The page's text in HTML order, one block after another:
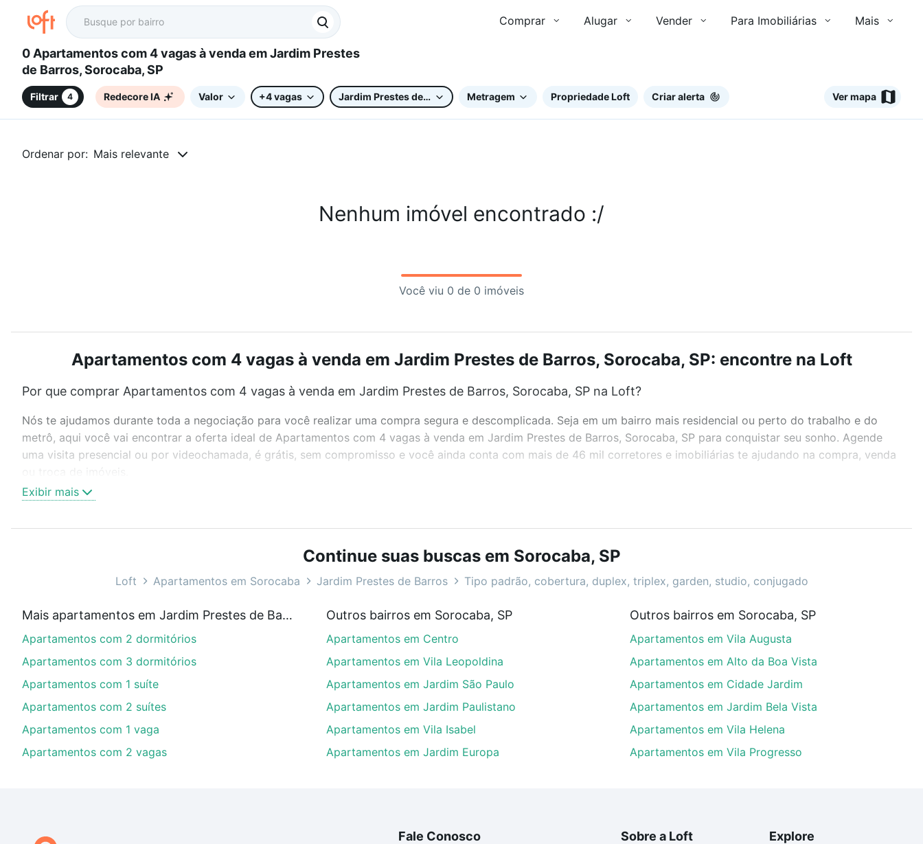
Comprar Alugar Vender Para Imobiliárias Mais
0 Apartamentos com 4 vagas à venda em Jardim Prestes
de Barros, Sorocaba, SP
Filtrar 4 Redecore IA Valor +4 vagas Jardim Prestes de Barros Metragem Propriedade Loft Criar alerta Ver mapa
Ordenar por: Mais relevante
Nenhum imóvel encontrado :/
Você viu 0 de 0 imóveis
Apartamentos com 4 vagas à venda em Jardim Prestes de Barros, Sorocaba, SP: encontre na Loft
Por que comprar Apartamentos com 4 vagas à venda em Jardim Prestes de Barros, Sorocaba, SP na Loft?
Nós te ajudamos durante toda a negociação para você realizar uma compra segura e descomplicada. Seja em um bairro mais residencial ou perto do trabalho e do
metrô, aqui você vai encontrar a oferta ideal de Apartamentos com 4 vagas à venda em Jardim Prestes de Barros, Sorocaba, SP para conquistar seu sonho. Agende
uma visita presencial ou por videochamada, é grátis, sem compromisso e você ainda conta com mais de 46 mil corretores e imobiliárias te ajudando na compra, venda
Como escolher um imóvel?
Use barra de busca no topo para pesquisar por ruas, bairros e até condomínios favoritos. Você também pode usar os filtros como quantidade de quartos, suítes, com
ou sem vaga de garagem para combinar perfeitamente com o preço, metragem e comodidades, como piscina, academia, salão de festas ou área verde e encontrar
Apartamentos com 4 vagas à venda em Jardim Prestes de Barros, Sorocaba, SP ideal para você na Loft.
Aqui na Loft temos a oferta ideal para você, com Apartamentos com 4 vagas à venda em Jardim Prestes de Barros, Sorocaba, SP que custam a partir de R$ 0 e com
nossas opções de financiamento imobiliário as parcelas podem se adequar ao seu orçamento. Se ainda tem alguma dúvida dos custos envolvidos no processo de
compra, veja em nosso portal quanto custa comprar um apartamento e conte com a gente para comprar o imóvel dos seus sonhos com segurança e conforto. Loft,
Exibir mais
Continue suas buscas em Sorocaba, SP
Loft Apartamentos em Sorocaba Jardim Prestes de Barros Tipo padrão, cobertura, duplex, triplex, garden, studio, conjugado
Mais apartamentos em Jardim Prestes de Barros
Apartamentos com 2 dormitórios
Apartamentos com 3 dormitórios
Apartamentos com 1 suíte
Apartamentos com 2 suítes
Apartamentos com 1 vaga
Apartamentos com 2 vagas
Outros bairros em Sorocaba, SP
Apartamentos em Centro
Apartamentos em Vila Leopoldina
Apartamentos em Jardim São Paulo
Apartamentos em Jardim Paulistano
Apartamentos em Vila Isabel
Apartamentos em Jardim Europa
Outros bairros em Sorocaba, SP
Apartamentos em Vila Augusta
Apartamentos em Alto da Boa Vista
Apartamentos em Cidade Jardim
Apartamentos em Jardim Bela Vista
Apartamentos em Vila Helena
Apartamentos em Vila Progresso
Fale Conosco Sobre a Loft Explore